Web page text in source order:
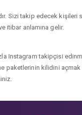
Sizi takip edecek
itibar anlamına gelir.
Instagram takipçisi
paketlerinin kilidini açmak